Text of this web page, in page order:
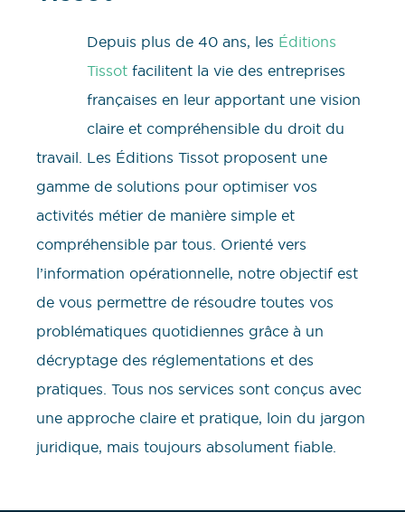
Depuis plus de 40 ans, les Éditions
Tissot facilitent la vie des entreprises
françaises en leur apportant une vision
claire et compréhensible du droit du
travail. Les Éditions Tissot proposent une
gamme de solutions pour optimiser vos
activités métier de manière simple et
compréhensible par tous. Orienté vers
l’information opérationnelle, notre objectif est
de vous permettre de résoudre toutes vos
problématiques quotidiennes grâce à un
décryptage des réglementations et des
pratiques. Tous nos services sont conçus avec
une approche claire et pratique, loin du jargon
juridique, mais toujours absolument fiable.